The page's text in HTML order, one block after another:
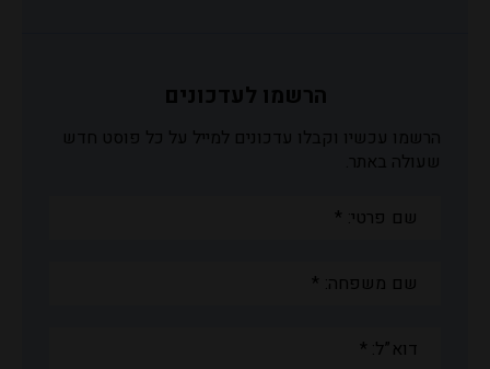
הרשמו לעדכונים
הרשמו עכשיו וקבלו עדכונים למייל על כל פוסט חדש
שעולה באתר.
פרטי:
משפחה: